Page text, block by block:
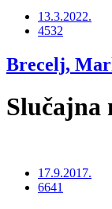
13.3.2022.
4532
Brecelj,
Slučajna
17.9.2017.
6641